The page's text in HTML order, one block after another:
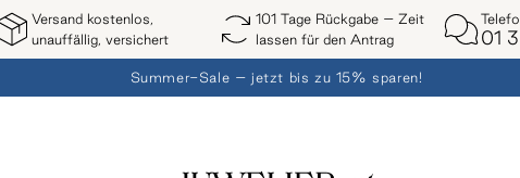
Versand kostenlos,
unauffällig, versichert
101 Tage Rückgabe – Zeit
lassen für den Antrag
01
Summer-Sale – jetzt bis zu 15% sparen!